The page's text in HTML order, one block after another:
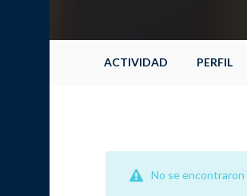
ACTIVIDAD PERFIL
No se encontraron